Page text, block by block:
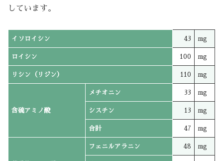
しています。
イソロイシン 43 mg
ロイシン 100 mg
リシン（リジン） 110 mg
含硫アミノ酸
メチオニン 33 mg
シスチン 13 mg
合計 47 mg
フェニルアラニン 48 mg